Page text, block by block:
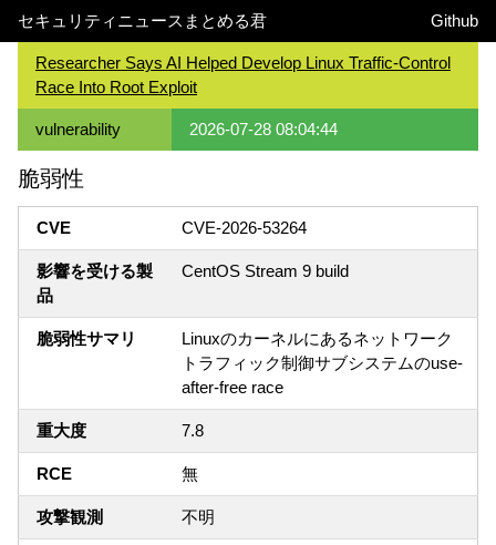
セキュリティニュースまとめる君 Github
Researcher Says AI Helped Develop Linux Traffic-Control
Race Into Root Exploit
vulnerability 2026-07-28 08:04:44
脆弱性
CVE CVE-2026-53264
影響を受ける製
品
CentOS Stream 9 build
脆弱性サマリ
Linuxのカーネルにあるネットワーク
トラフィック制御サブシステムのuse-
after-free race
重大度 7.8
RCE 無
攻撃観測 不明